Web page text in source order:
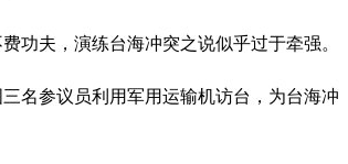
夫，演练台海冲突之说似乎过于牵强。
名参议员利用军用运输机访台，为台海冲